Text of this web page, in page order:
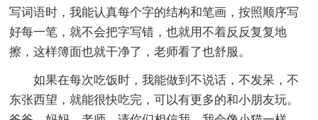
写词语时，我能认真每个字的结构和笔画，按照顺序写
好每一笔，就不会把字写错，也就用不着反反复复地
擦，这样簿面也就干净了，老师看了也舒服。
如果在每次吃饭时，我能做到不说话，不发呆，不
东张西望，就能很快吃完，可以有更多的和小朋友玩。